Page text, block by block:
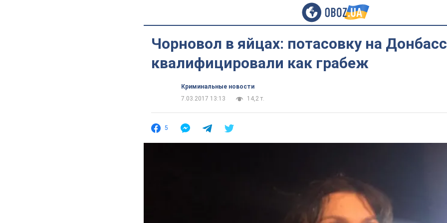
Чорновол в яйцах: потасовку на
квалифицировали как грабеж
Криминальные новости
7.03.2017 13:13
14,2 т.
5